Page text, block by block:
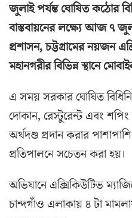
জুলাই পর্যন্ত ঘোষিত কঠোর
বাস্তবায়নের লক্ষ্যে আজ ৭
প্রশাসন, চট্টগ্রামের নয়জন
মহানগরীর বিভিন্ন স্থানে
এ সময় সরকার ঘোষিত
দোকান, রেস্টুরেন্ট এবং
অর্থদণ্ড প্রদান করার
প্রতিপালনে সচেতন করা হয়।
অভিযানে এক্সিকিউটিভ
চান্দগাঁও এলাকায় ৪ টা